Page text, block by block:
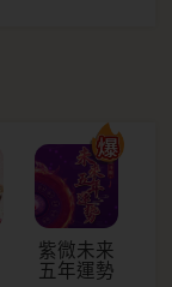
紫微未来
五年運勢